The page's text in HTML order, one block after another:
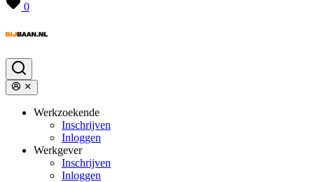
0
Werkzoekende
Inschrijven
Inloggen
Werkgever
Inschrijven
Inloggen